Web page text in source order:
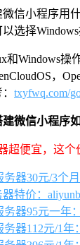
信小程序用
选择
Windows操
，
txyfwq.com/
微信小程序
超便宜，这个
务器30元/3个
特价：
务器95元一年
务器112元/1年